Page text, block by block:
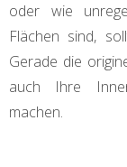
oder wie
Flächen sind,
Gerade die
auch Ihre
machen.